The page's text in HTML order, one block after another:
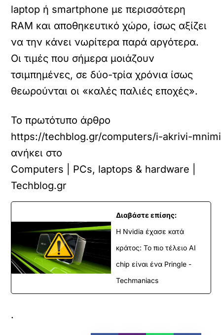
laptop ή smartphone με περισσότερη
RAM και αποθηκευτικό χώρο, ίσως αξίζει
να την κάνει νωρίτερα παρά αργότερα.
Οι τιμές που σήμερα μοιάζουν
τσιμπημένες, σε δύο-τρία χρόνια ίσως
θεωρούνται οι «καλές παλιές εποχές».
Το πρωτότυπο άρθρο
https://techblog.gr/computers/i-akrivi-
ανήκει στο
Computers | PCs, laptops & hardware |
Techblog.gr
Διαβάστε επίσης:
Η Nvidia έχασε κατά
κράτος: Το πιο τέλειο AI
chip είναι ένα Pringle -
Techmaniacs
.